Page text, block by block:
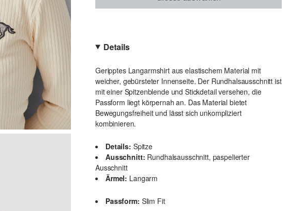
Details
Geripptes Langarmshirt aus elastischem Material mit
weicher, gebürsteter Innenseite. Der Rundhalsausschnitt ist
mit einer Spitzenblende und Stickdetail versehen, die
Passform liegt körpernah an. Das Material bietet
Bewegungsfreiheit und lässt sich unkompliziert
kombinieren.
Details: Spitze
Ausschnitt: Rundhalsausschnitt, paspelierter
Ausschnitt
Ärmel: Langarm
Passform: Slim Fit